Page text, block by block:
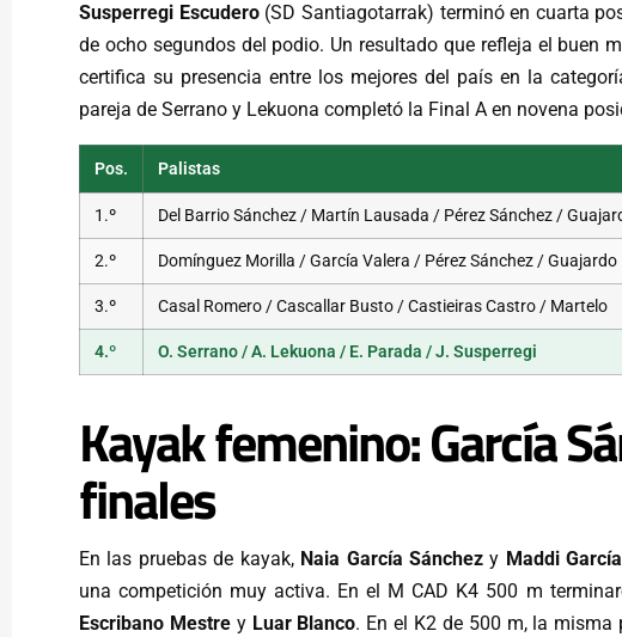
Susperregi Escudero(SD Santiagotarrak) terminó en cuarta
de ocho segundos del podio. Un resultado que refleja el buen
certifica su presencia entre los mejores del país en la
pareja de Serrano y Lekuona completó la Final A en novena
Pos. Palistas
1.º Del Barrio Sánchez / Martín Lausada / Pérez Sánchez /
2.º Domínguez Morilla / García Valera / Pérez Sánchez / Guajardo
3.º Casal Romero / Cascallar Busto / Castieiras Castro / Martelo
4.º O. Serrano / A. Lekuona / E. Parada / J. Susperregi
Kayak femenino: García
finales
En las pruebas de kayak, Naia García Sánchez y Maddi
una competición muy activa. En el M CAD K4 500 m
Escribano Mestrey Luar Blanco. En el K2 de 500 m, la